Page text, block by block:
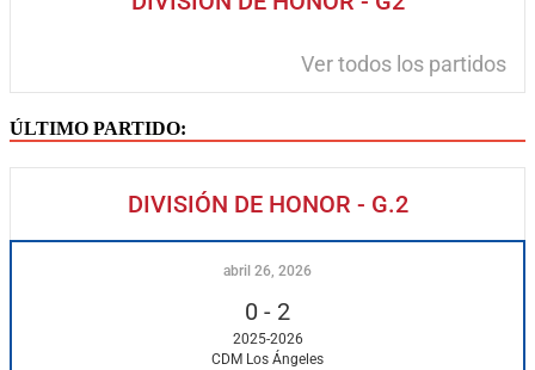
Ver todos los partidos
ÚLTIMO PARTIDO:
DIVISIÓN DE HONOR - G.2
abril 26, 2026
0 - 2
2025-2026
CDM Los Ángeles